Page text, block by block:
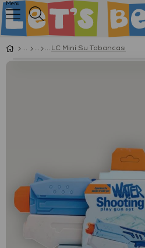
Menu
LC Mini Su Tabancası